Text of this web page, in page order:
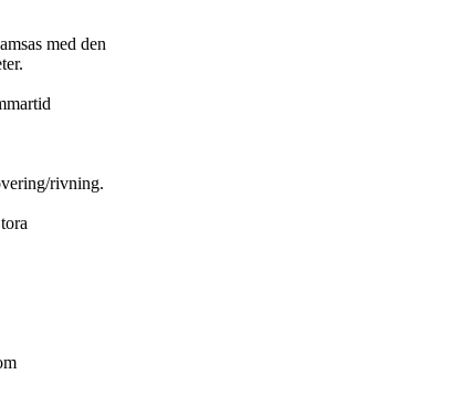
med den
rivning.